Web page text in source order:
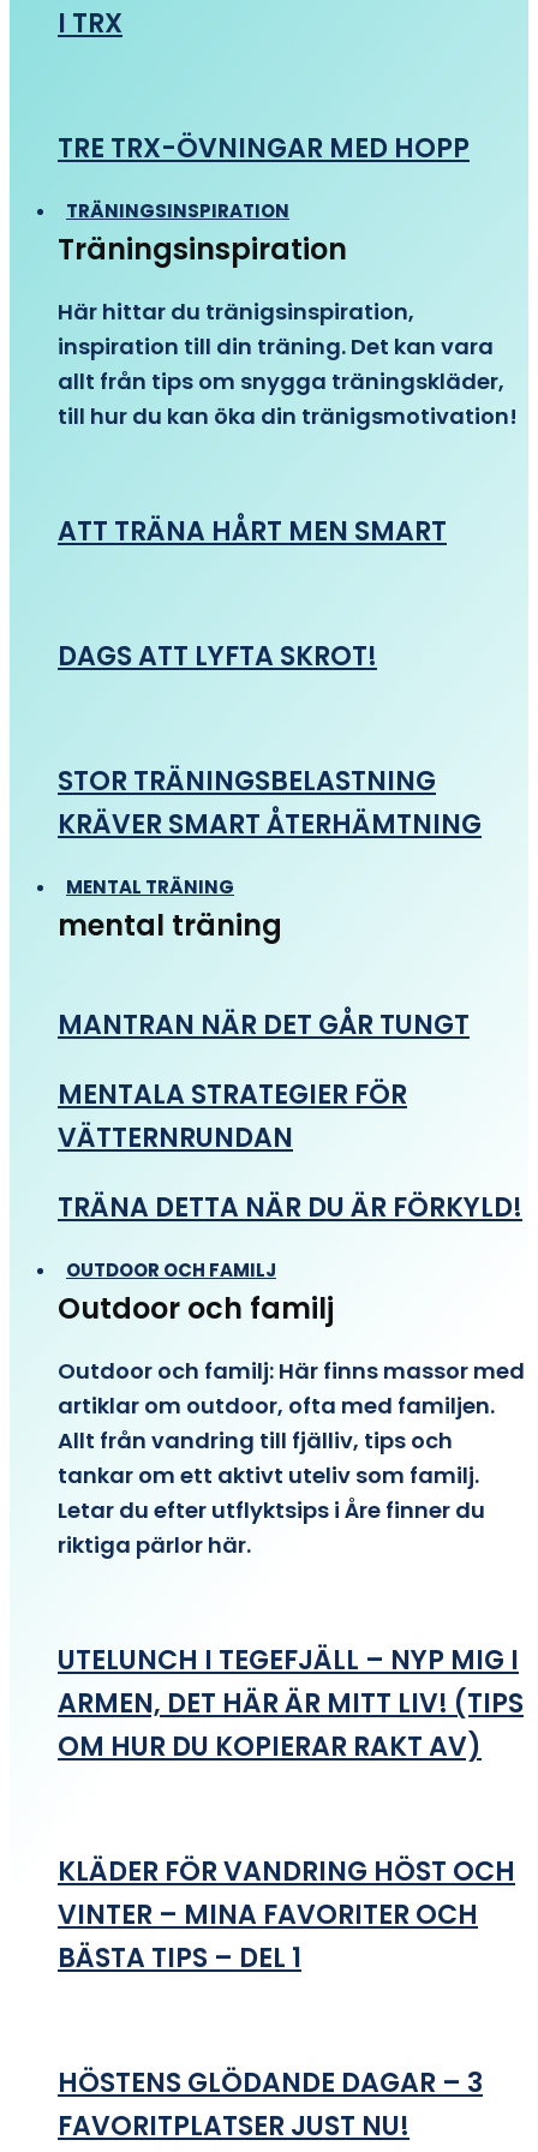
I TRX
TRE TRX-ÖVNINGAR MED HOPP
TRÄNINGSINSPIRATION
Träningsinspiration
Här hittar du tränigsinspiration,
inspiration till din träning. Det kan vara
allt från tips om snygga träningskläder,
till hur du kan öka din tränigsmotivation!
ATT TRÄNA HÅRT MEN SMART
DAGS ATT LYFTA SKROT!
STOR TRÄNINGSBELASTNING
KRÄVER SMART ÅTERHÄMTNING
MENTAL TRÄNING
mental träning
MANTRAN NÄR DET GÅR TUNGT
MENTALA STRATEGIER FÖR
VÄTTERNRUNDAN
TRÄNA DETTA NÄR DU ÄR FÖRKYLD!
OUTDOOR OCH FAMILJ
Outdoor och familj
Outdoor och familj: Här finns massor med
artiklar om outdoor, ofta med familjen.
Allt från vandring till fjälliv, tips och
tankar om ett aktivt uteliv som familj.
Letar du efter utflyktsips i Åre finner du
riktiga pärlor här.
UTELUNCH I TEGEFJÄLL – NYP MIG I
ARMEN, DET HÄR ÄR MITT LIV! (TIPS
OM HUR DU KOPIERAR RAKT AV)
KLÄDER FÖR VANDRING HÖST OCH
VINTER – MINA FAVORITER OCH
BÄSTA TIPS – DEL 1
HÖSTENS GLÖDANDE DAGAR – 3
FAVORITPLATSER JUST NU!